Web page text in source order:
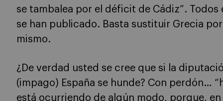
se tambalea por el déficit de Cádiz”.
se han publicado. Basta sustituir Grecia
mismo.
¿De verdad usted se cree que si la
(impago) España se hunde? Con perdón…
está ocurriendo de algún modo, porque,